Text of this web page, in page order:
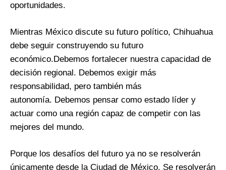
oportunidades.
Mientras México discute su futuro político, Chihuahua
debe seguir construyendo su futuro
económico.Debemos fortalecer nuestra capacidad de
decisión regional. Debemos exigir más
responsabilidad, pero también más
autonomía. Debemos pensar como estado líder y
actuar como una región capaz de competir con las
mejores del mundo.
Porque los desafíos del futuro ya no se resolverán
únicamente desde la Ciudad de México. Se resolverán